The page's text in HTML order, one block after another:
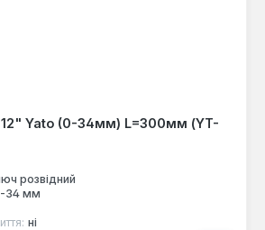
12" Yato (0-34мм) L=300мм (YT-
розвідний
34 мм
ні